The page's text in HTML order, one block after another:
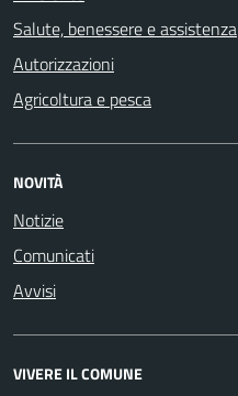
Salute, benessere e assistenza
Autorizzazioni
Agricoltura e pesca
NOVITÀ
Notizie
Comunicati
Avvisi
VIVERE IL COMUNE